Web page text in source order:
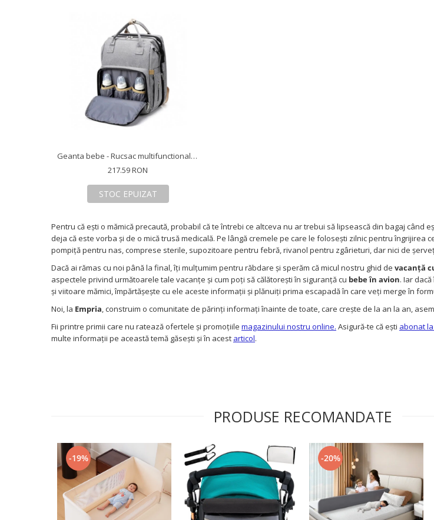
Geanta bebe - Rucsac multifunctional mamici, transformabil in patut bebe, pliabil, Gri
217.59 RON
STOC EPUIZAT
Pentru că ești o mămică precaută, probabil că te întrebi ce altceva nu ar trebui să lipsească din bagaj când
deja că este vorba și de o mică trusă medicală. Pe lângă cremele pe care le folosești zilnic pentru îngrijirea
pompiță pentru nas, comprese sterile, supozitoare pentru febră, rivanol pentru zgârieturi, dar nici de
Dacă ai rămas cu noi până la final, îți mulțumim pentru răbdare și sperăm că micul nostru ghid de vacanță
aspectele privind următoarele tale vacanțe și cum poți să călătorești în siguranță cu bebe în avion. Iar
și viitoare mămici, împărtășește cu ele aceste informații și plănuiți prima escapadă în care veți merge în
Noi, la Empria, construim o comunitate de părinți informați înainte de toate, care crește de la an la an,
Fii printre primii care nu ratează ofertele și promoțiile magazinului nostru online. Asigură-te că ești abonat
multe informații pe această temă găsești și în acest articol.
PRODUSE RECOMANDATE
-19% -20%